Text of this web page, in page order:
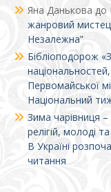
Яна Данькова до
жанровий
Незалежна”
Бібліоподорож
Первомайської
Національний
Зима чарівниця
релігій, молоді
В Україні
читання